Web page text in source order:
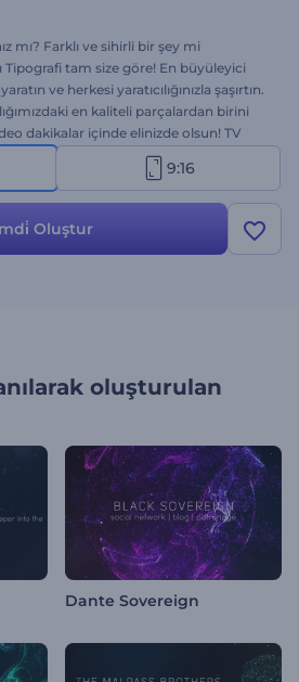
mı? Farklı ve sihirli bir şey mi
Tipografi tam size göre! En büyüleyici
ve herkesi yaratıcılığınızla şaşırtın.
en kaliteli parçalardan birini
dakikalar içinde elinizde olsun! TV
tanıtımları, sunum açılışları ve daha
Bu yepyeni tipografiyi hemen şimdi
9:16
Oluştur
oluşturulan
Dante Sovereign